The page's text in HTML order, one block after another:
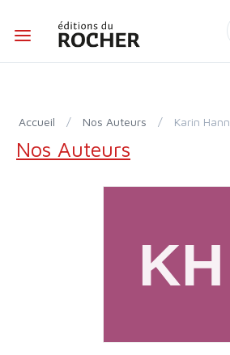
Accueil / Nos Auteurs / Karin Hann
Nos Auteurs